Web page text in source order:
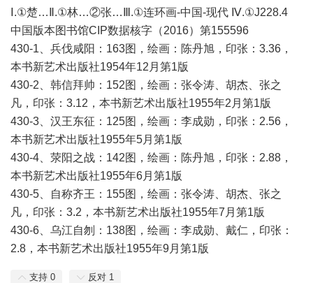
Ⅰ.①楚…Ⅱ.①林…②张…Ⅲ.①连环画-中国-现代 Ⅳ.①J228.4
中国版本图书馆CIP数据核字（2016）第155596
430-1、兵伐咸阳：163图，绘画：陈丹旭，印张：3.36，
本书新艺术出版社1954年12月第1版
430-2、韩信拜帅：152图，绘画：张令涛、胡杰、张之
凡，印张：3.12，本书新艺术出版社1955年2月第1版
430-3、汉王东征：125图，绘画：李成勋，印张：2.56，
本书新艺术出版社1955年5月第1版
430-4、荥阳之战：142图，绘画：陈丹旭，印张：2.88，
本书新艺术出版社1955年6月第1版
430-5、自称齐王：155图，绘画：张令涛、胡杰、张之
凡，印张：3.2，本书新艺术出版社1955年7月第1版
430-6、乌江自刎：138图，绘画：李成勋、戴仁，印张：
2.8，本书新艺术出版社1955年9月第1版
支持 0 反对 1